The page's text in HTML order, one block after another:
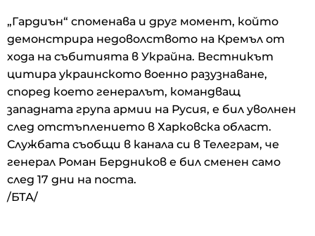
„Гардиън“ споменава и друг момент, който
демонстрира недоволството на Кремъл от
хода на събитията в Украйна. Вестникът
цитира украинското военно разузнаване,
според което генералът, командващ
западната група армии на Русия, е бил уволнен
след отстъплението в Харковска област.
Службата съобщи в канала си в Телеграм, че
генерал Роман Бердников е бил сменен само
след 17 дни на поста.
/БТА/